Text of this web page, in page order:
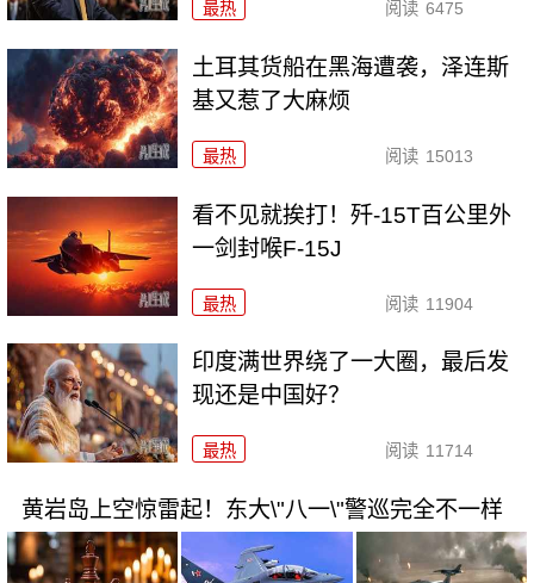
最热 阅读 6475
土耳其货船在黑海遭袭，泽连斯
基又惹了大麻烦
最热 阅读 15013
看不见就挨打！歼-15T百公里外
一剑封喉F-15J
最热 阅读 11904
印度满世界绕了一大圈，最后发
现还是中国好？
最热 阅读 11714
黄岩岛上空惊雷起！东大\"八一\"警巡完全不一样